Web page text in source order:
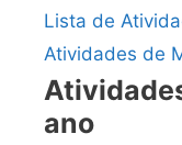
Lista de
Atividades de
ano